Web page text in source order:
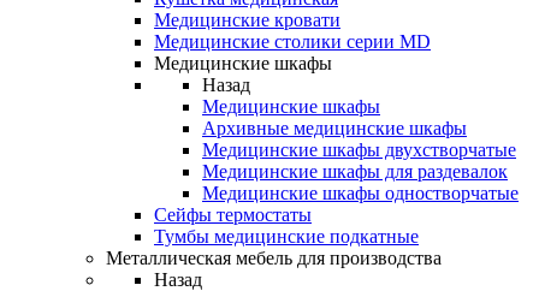
Медицинские кровати
Медицинские столики серии MD
Медицинские шкафы
Назад
Медицинские шкафы
Архивные медицинские шкафы
Медицинские шкафы двухстворчатые
Медицинские шкафы для раздевалок
Медицинские шкафы одностворчатые
Сейфы термостаты
Тумбы медицинские подкатные
Металлическая мебель для производства
Назад